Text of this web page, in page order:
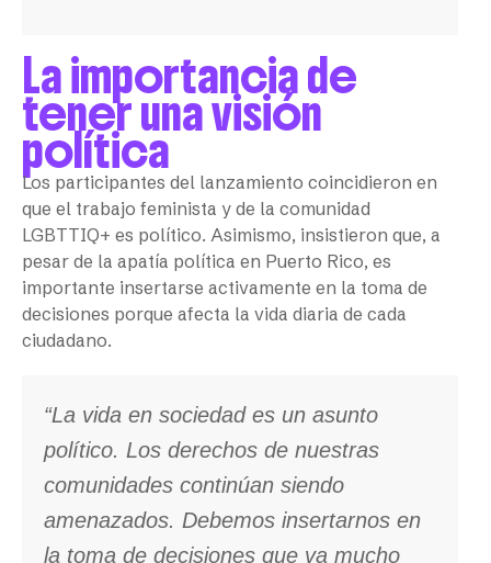
La importancia de
tener una visión
política
Los participantes del lanzamiento coincidieron en
que el trabajo feminista y de la comunidad
LGBTTIQ+ es político. Asimismo, insistieron que, a
pesar de la apatía política en Puerto Rico, es
importante insertarse activamente en la toma de
decisiones porque afecta la vida diaria de cada
ciudadano.
“La vida en sociedad es un asunto
político. Los derechos de nuestras
comunidades continúan siendo
amenazados. Debemos insertarnos en
la toma de decisiones que va mucho